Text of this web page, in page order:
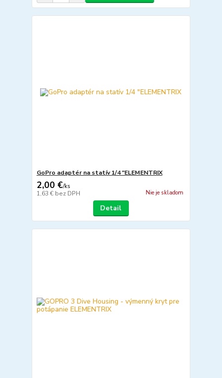
GoPro adaptér na statív 1/4 "ELEMENTRIX
2,00 €/ks
1,63 € bez DPH Nie je skladom
Detail